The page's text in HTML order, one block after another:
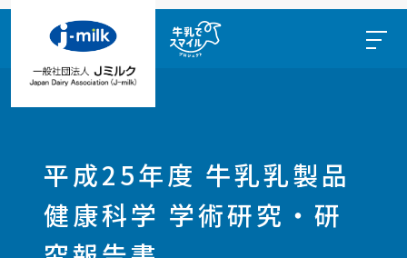
平成25年度 牛乳乳製品
健康科学 学術研究・研